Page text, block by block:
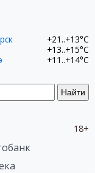
Найти
+21..+13°C
+13..+15°C
+11..+14°C
18+